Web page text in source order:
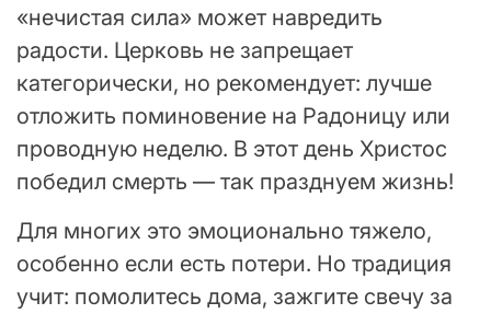
«нечистая сила» может навредить
радости. Церковь не запрещает
категорически, но рекомендует: лучше
отложить поминовение на Радоницу или
проводную неделю. В этот день Христос
победил смерть — так празднуем жизнь!
Для многих это эмоционально тяжело,
особенно если есть потери. Но традиция
учит: помолитесь дома, зажгите свечу за